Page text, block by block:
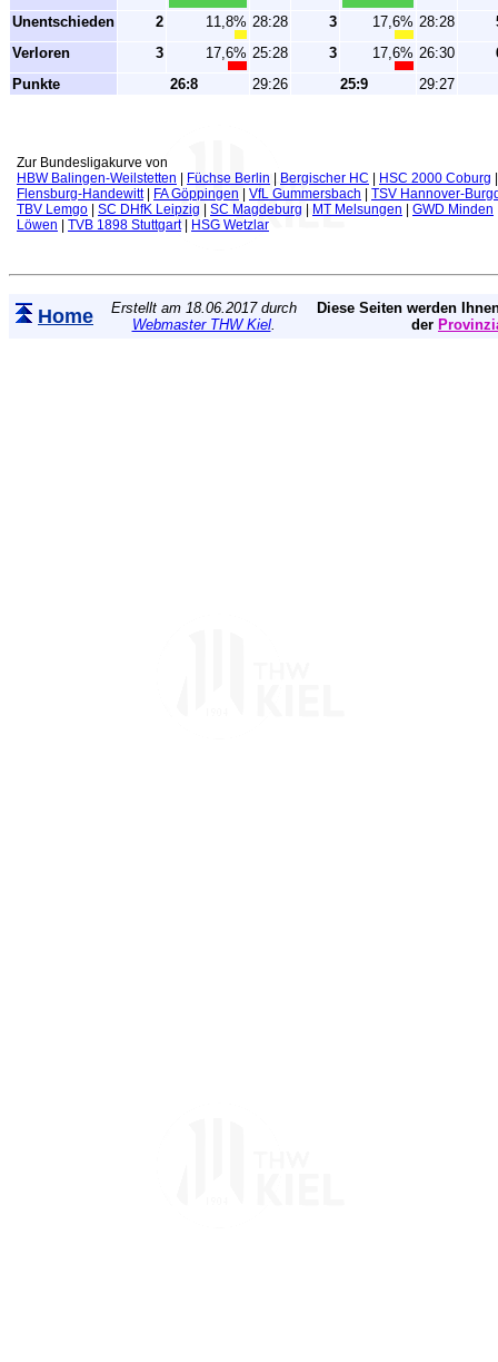
Unentschieden 2 11,8% 28:28 3 17,6% 28:28
Verloren
3 17,6% 25:28 3 17,6% 26:30
Punkte
26:8 29:26 25:9 29:27
Zur Bundesligakurve von
HBW Balingen-Weilstetten
Füchse Berlin Bergischer HC HSC 2000 Coburg
Flensburg-Handewitt| FA Göppingen VfL Gummersbach
TSV Hannover-
TBV Lemgo
SC DHfK Leipzig SC Magdeburg MT Melsungen GWD Minden
Löwen
TVB 1898 Stuttgart| HSG Wetzlar
Home
Erstellt am 18.06.2017 durch
Webmaster THW Kiel.
Diese Seiten werden
der